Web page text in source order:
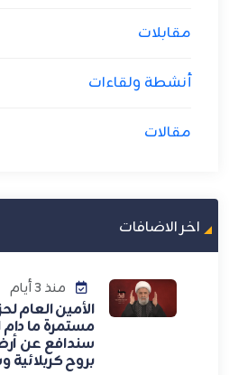
مقابلات
أنشطة ولقاءات
مقالات
اخر الاضافات
منذ 3 أيام
الأمين العام
مستمرة ما دام
سندافع عن
بروح